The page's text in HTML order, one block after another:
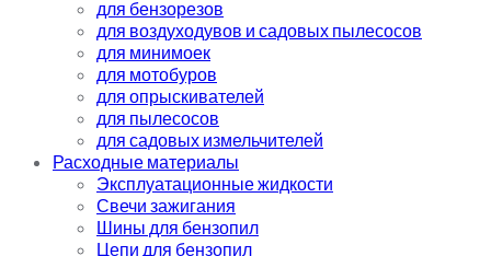
для бензорезов
для воздуходувов и садовых пылесосов
для минимоек
для мотобуров
для опрыскивателей
для пылесосов
для садовых измельчителей
Расходные материалы
Эксплуатационные жидкости
Свечи зажигания
Шины для бензопил
Цепи для бензопил